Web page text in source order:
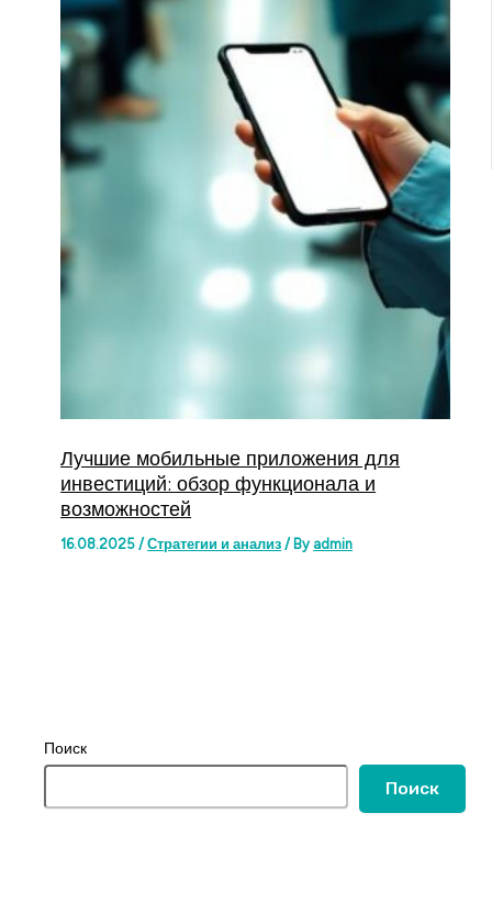
Поиск
Поиск
Лучшие мобильные приложения для
инвестиций: обзор функционала и
возможностей
16.08.2025/Стратегии и анализ / By admin